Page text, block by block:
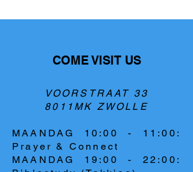
COME VISIT US
VOORSTRAAT 33
8011MK ZWOLLE
MAANDAG 10:00 - 11:00:
Prayer & Connect
MAANDAG 19:00 - 22:00: